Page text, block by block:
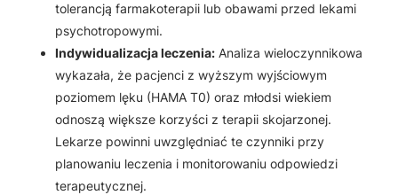
tolerancją farmakoterapii lub obawami przed lekami
psychotropowymi.
Indywidualizacja leczenia: Analiza wieloczynnikowa
wykazała, że pacjenci z wyższym wyjściowym
poziomem lęku (HAMA T0) oraz młodsi wiekiem
odnoszą większe korzyści z terapii skojarzonej.
Lekarze powinni uwzględniać te czynniki przy
planowaniu leczenia i monitorowaniu odpowiedzi
terapeutycznej.